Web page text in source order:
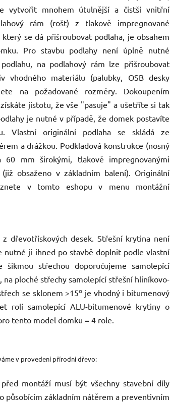
vytvořit mnohem útulnější a čistší vnitřní
rám (rošt) z tlakově impregnované
se dá přišroubovat podlaha, je obsahem
Pro stavbu podlahy není úplně nutné
na podlahový rám lze přišroubovat
vhodného materiálu (palubky, OSB desky
na požadované rozměry. Dokoupením
jistotu, že vše "pasuje" a ušetříte si tak
je nutné v případě, že domek postavíte
Vlastní originální podlaha se skládá ze
a drážkou. Podkladová konstrukce (nosný
mm širokými, tlakově impregnovanými
obsaženo v základním balení). Originální
v tomto eshopu v menu montážní
dřevotřískových desek. Střešní krytina není
nutné ji ihned po stavbě doplnit podle vlastní
střechou doporučujeme samolepící
ploché střechy samolepící střešní hliníkovo-
se sklonem >15o je vhodný i bitumenový
rolí samolepící ALU-bitumenové krytiny o
tento model domku = 4 role.
v provedení přírodní dřevo:
montáží musí být všechny stavební díly
působícím základním nátěrem a preventivním